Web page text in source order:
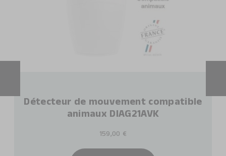
Détecteur de mouvement compatible
animaux DIAG21AVK
159,00 €